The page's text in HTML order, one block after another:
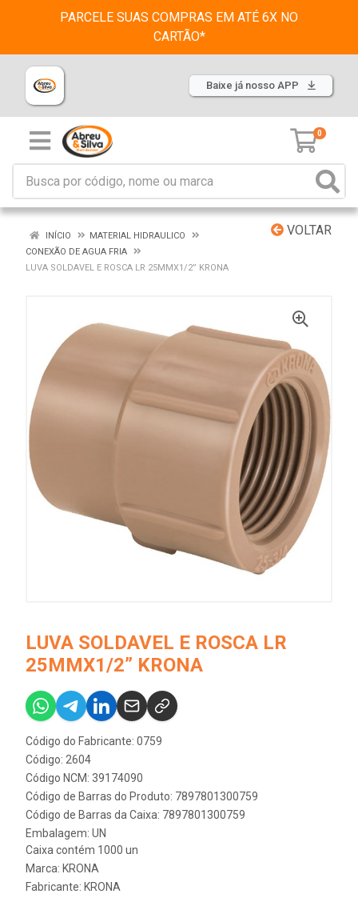
PARCELE SUAS COMPRAS EM ATÉ 6X NO
CARTÃO*
Baixe já nosso APP
0
VOLTAR
INÍCIO
MATERIAL HIDRAULICO
CONEXÃO DE AGUA FRIA
LUVA SOLDAVEL E ROSCA LR 25MMX1/2” KRONA
LUVA SOLDAVEL E ROSCA LR
25MMX1/2” KRONA
Código do Fabricante: 0759
Código: 2604
Código NCM: 39174090
Código de Barras do Produto: 7897801300759
Código de Barras da Caixa: 7897801300759
Embalagem: UN
Caixa contém 1000 un
Marca: KRONA
Fabricante: KRONA